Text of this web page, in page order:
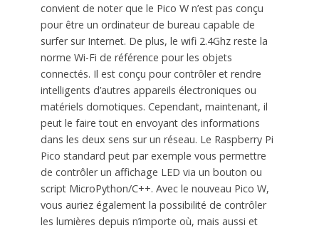
convient de noter que le Pico W n’est pas conçu
pour être un ordinateur de bureau capable de
surfer sur Internet. De plus, le wifi 2.4Ghz reste la
norme Wi-Fi de référence pour les objets
connectés. Il est conçu pour contrôler et rendre
intelligents d’autres appareils électroniques ou
matériels domotiques. Cependant, maintenant, il
peut le faire tout en envoyant des informations
dans les deux sens sur un réseau. Le Raspberry Pi
Pico standard peut par exemple vous permettre
de contrôler un affichage LED via un bouton ou
script MicroPython/C++. Avec le nouveau Pico W,
vous auriez également la possibilité de contrôler
les lumières depuis n’importe où, mais aussi et